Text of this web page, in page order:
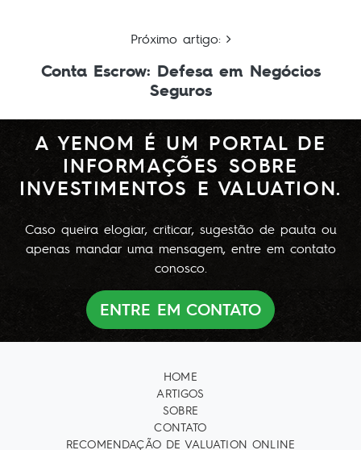
Próximo artigo:
Conta Escrow: Defesa em Negócios
Seguros
A YENOM É UM PORTAL DE
INFORMAÇÕES SOBRE
INVESTIMENTOS E VALUATION.
Caso queira elogiar, criticar, sugestão de pauta ou
apenas mandar uma mensagem, entre em contato
conosco.
ENTRE EM CONTATO
HOME
ARTIGOS
SOBRE
CONTATO
RECOMENDAÇÃO DE VALUATION ONLINE